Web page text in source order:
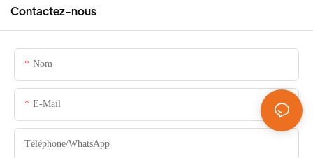
Contactez-nous
Nom
E-Mail
Téléphone/WhatsApp